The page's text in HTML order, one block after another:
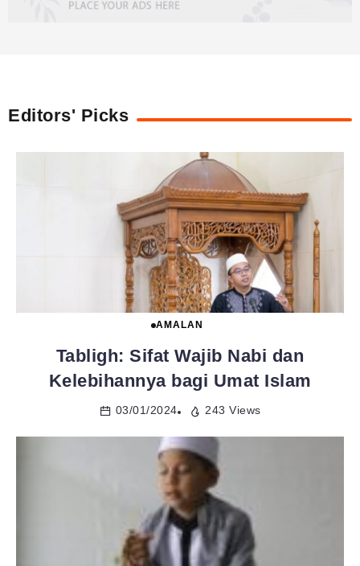
Editors' Picks
AMALAN
Tabligh: Sifat Wajib Nabi dan
Kelebihannya bagi Umat Islam
03/01/2024 243 Views